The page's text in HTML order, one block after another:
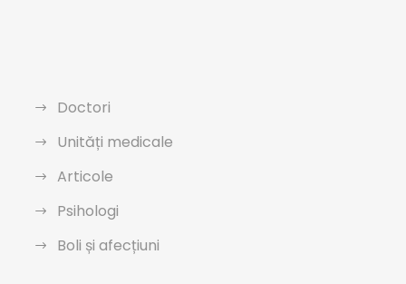
Doctori
Unități medicale
Articole
Psihologi
Boli și afecțiuni